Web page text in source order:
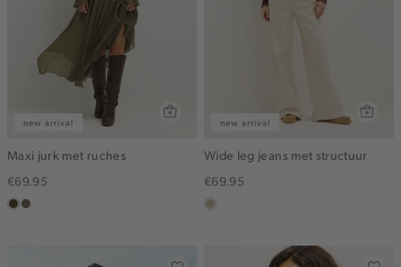
new arrival
Maxi jurk met ruches
€69.95
groen,
middenbruin
new arrival
Wide leg jeans met structuur
€69.95
lichtzand